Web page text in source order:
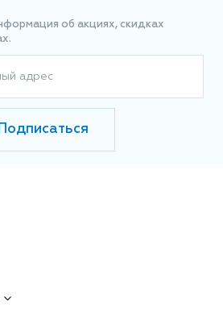
об акциях, скидках
адрес
Подписаться